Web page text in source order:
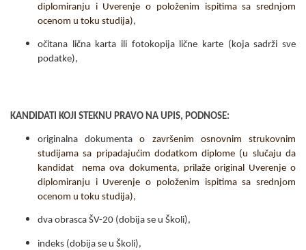
diplomiranju i Uverenje o položenim ispitima sa srednjom
ocenom u toku studija),
očitana lična karta ili fotokopija lične karte (koja sadrži sve
podatke),
KANDIDATI KOJI STEKNU PRAVO NA UPIS, PODNOSE:
originalna dokumentao završenim osnovnim strukovnim
studijama sa pripadajućim dodatkom diplome (u slučaju da
kandidat nema ova dokumenta, prilaže original Uverenje o
diplomiranju i Uverenje o položenim ispitima sa srednjom
ocenom u toku studija),
dva obrasca ŠV-20 (dobija se u Školi),
indeks (dobija se u Školi),